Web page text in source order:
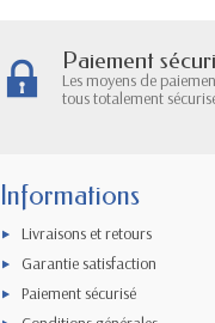
Paiement
Les moyens de
tous totalement
Informations
Livraisons et retours
Garantie satisfaction
Paiement sécurisé